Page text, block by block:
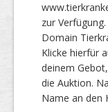
zur
Domain
Klicke hierfür
deinem
die Auktion.
Name an den